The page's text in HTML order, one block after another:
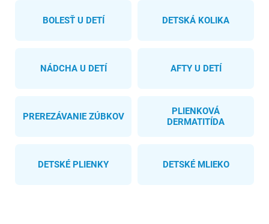
BOLESŤ U DETÍ DETSKÁ KOLIKA
NÁDCHA U DETÍ AFTY U DETÍ
PREREZÁVANIE ZÚBKOV
PLIENKOVÁ
DERMATITÍDA
DETSKÉ PLIENKY DETSKÉ MLIEKO